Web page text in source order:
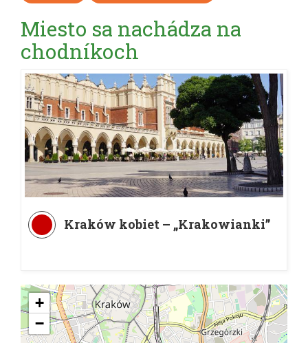
Miesto sa nachádza na
chodníkoch
Kraków kobiet – „Krakowianki”
+
−